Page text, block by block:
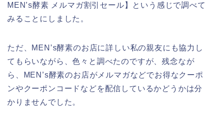
MEN’s酵素 メルマガ割引セール】という感じで調べて
みることにしました。
ただ、MEN’s酵素のお店に詳しい私の親友にも協力し
てもらいながら、色々と調べたのですが、残念なが
ら、MEN’s酵素のお店がメルマガなどでお得なクーポ
ンやクーポンコードなどを配信しているかどうかは分
かりませんでした。